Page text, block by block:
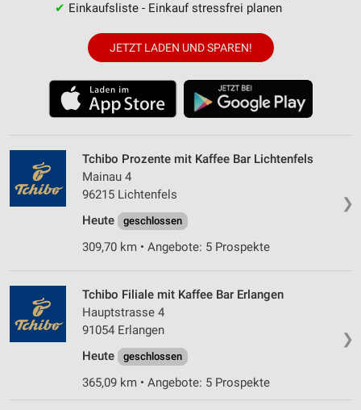
✔ Einkaufsliste - Einkauf stressfrei planen
JETZT LADEN UND SPAREN!
❯
Tchibo Prozente mit Kaffee Bar Lichtenfels
Mainau 4
96215 Lichtenfels
Heute
geschlossen
309,70 km • Angebote: 5 Prospekte
❯
Tchibo Filiale mit Kaffee Bar Erlangen
Hauptstrasse 4
91054 Erlangen
Heute
geschlossen
365,09 km • Angebote: 5 Prospekte